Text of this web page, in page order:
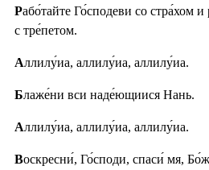
Рабо́тайте Го́сподеви со стра́хом
с тре́петом.
Аллилу́иа, аллилу́иа, аллилу́иа.
Блаже́ни вси наде́ющиися Нань.
Аллилу́иа, аллилу́иа, аллилу́иа.
Воскресни́, Го́споди, спаси́ мя,